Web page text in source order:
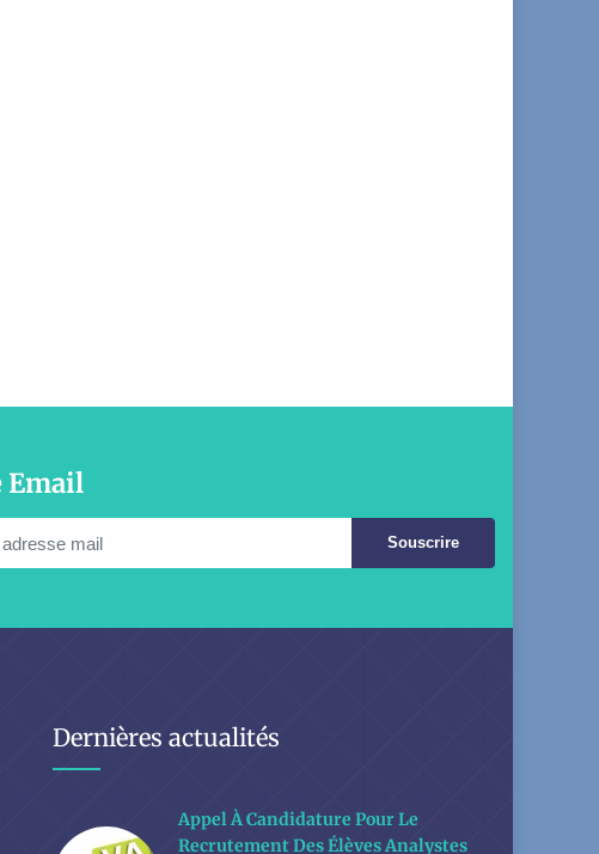
Email
Souscrire
Dernières actualités
Appel À Candidature Pour Le
Recrutement Des Élèves Analystes